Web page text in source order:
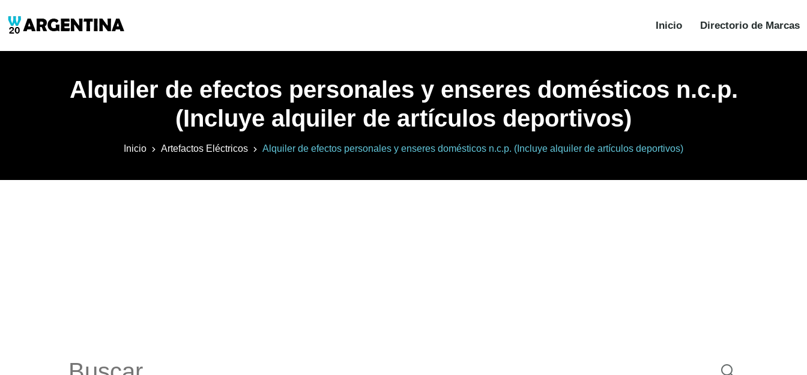
Inicio Directorio de Marcas
Alquiler de efectos personales y enseres domésticos n.c.p.
(Incluye alquiler de artículos deportivos)
Inicio Artefactos Eléctricos Alquiler de efectos personales y enseres domésticos n.c.p. (Incluye alquiler de artículos deportivos)